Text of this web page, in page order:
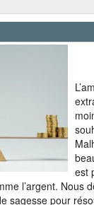
est
l’argent. Nous
sagesse pour